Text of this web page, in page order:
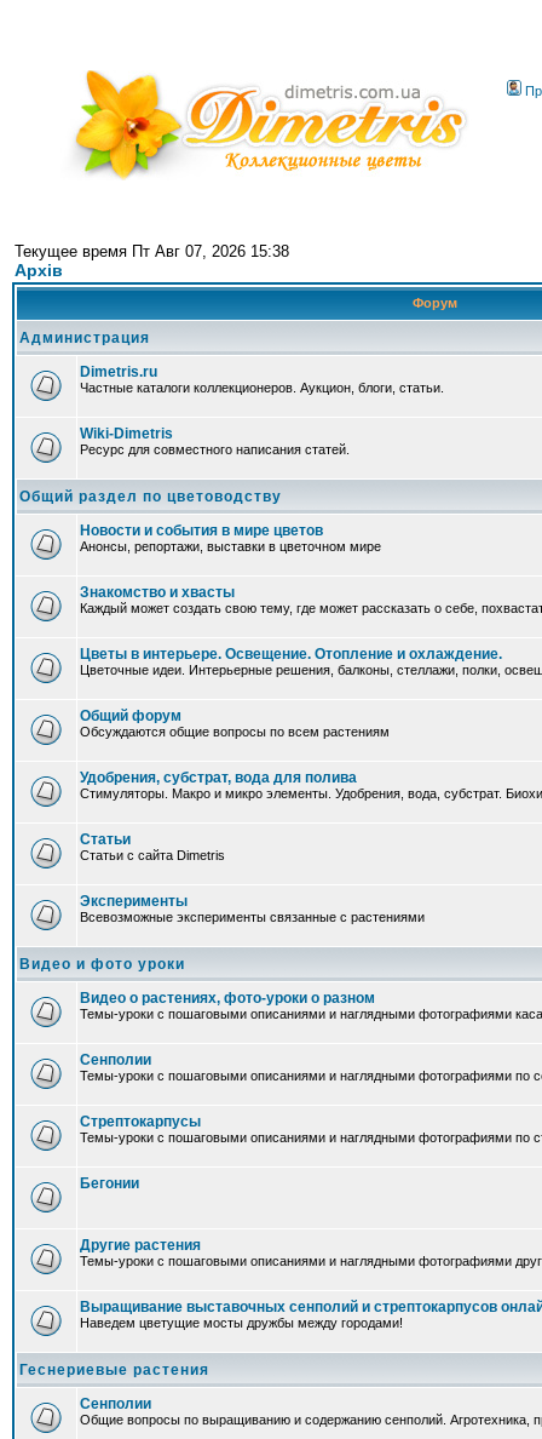
Текущее время Пт Авг 07, 2026 15:38
Архів
Форум
Администрация
Dimetris.ru
Частные каталоги коллекционеров. Аукцион, блоги, статьи.
Wiki-Dimetris
Ресурс для совместного написания статей.
Общий раздел по цветоводству
Новости и события в мире цветов
Анонсы, репортажи, выставки в цветочном мире
Знакомство и хвасты
Каждый может создать свою тему, где может рассказать о себе,
Цветы в интерьере. Освещение. Отопление и охлаждение.
Цветочные идеи. Интерьерные решения, балконы, стеллажи, полки,
Общий форум
Обсуждаются общие вопросы по всем растениям
Удобрения, субстрат, вода для полива
Стимуляторы. Макро и микро элементы. Удобрения, вода, субстрат.
Статьи
Статьи с сайта Dimetris
Эксперименты
Всевозможные эксперименты связанные с растениями
Видео и фото уроки
Видео о растениях, фото-уроки о разном
Темы-уроки с пошаговыми описаниями и наглядными фотографиями
Сенполии
Темы-уроки с пошаговыми описаниями и наглядными фотографиями по
Стрептокарпусы
Темы-уроки с пошаговыми описаниями и наглядными фотографиями по
Бегонии
Другие растения
Темы-уроки с пошаговыми описаниями и наглядными фотографиями
Выращивание выставочных сенполий и стрептокарпусов
Наведем цветущие мосты дружбы между городами!
Геснериевые растения
Сенполии
Общие вопросы по выращиванию и содержанию сенполий. Агротехника,